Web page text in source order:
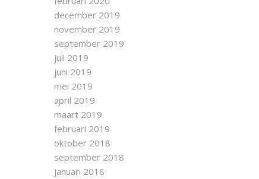
december 2019
november 2019
september 2019
juli 2019
juni 2019
mei 2019
april 2019
maart 2019
februari 2019
oktober 2018
september 2018
januari 2018